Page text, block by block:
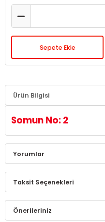
Sepete Ekle
Ürün Bilgisi
Somun No: 2
Yorumlar
Bu ürüne ilk
Taksit Seçenekleri
Önerileriniz